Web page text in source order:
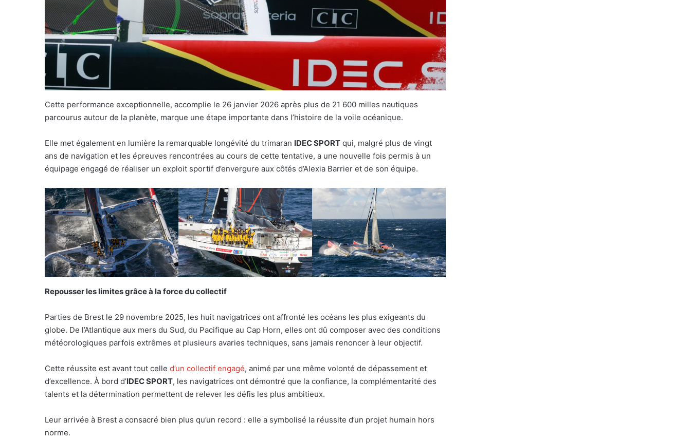
Cette performance exceptionnelle, accomplie le 26 janvier 2026 après plus de 21 600 milles nautiques
parcourus autour de la planète, marque une étape importante dans l’histoire de la voile océanique.
Elle met également en lumière la remarquable longévité du trimaran IDEC SPORT qui, malgré plus de vingt
ans de navigation et les épreuves rencontrées au cours de cette tentative, a une nouvelle fois permis à un
équipage engagé de réaliser un exploit sportif d’envergure aux côtés d’Alexia Barrier et de son équipe.
Repousser les limites grâce à la force du collectif
Parties de Brest le 29 novembre 2025, les huit navigatrices ont affronté les océans les plus exigeants du
globe. De l’Atlantique aux mers du Sud, du Pacifique au Cap Horn, elles ont dû composer avec des conditions
météorologiques parfois extrêmes et plusieurs avaries techniques, sans jamais renoncer à leur objectif.
Cette réussite est avant tout celle d’un collectif engagé, animé par une même volonté de dépassement et
d’excellence. À bord d’IDEC SPORT, les navigatrices ont démontré que la confiance, la complémentarité des
talents et la détermination permettent de relever les défis les plus ambitieux.
Leur arrivée à Brest a consacré bien plus qu’un record : elle a symbolisé la réussite d’un projet humain hors
norme.